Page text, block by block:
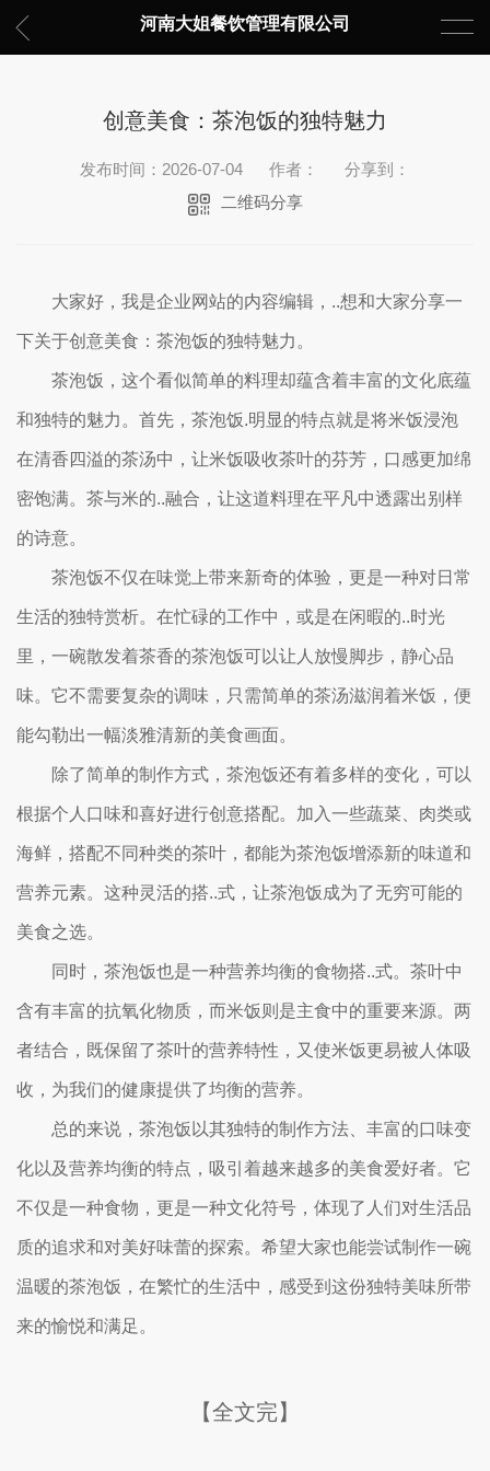
河南大姐餐饮管理有限公司
创意美食：茶泡饭的独特魅力
发布时间：2026-07-04 作者：
分享到：
二维码分享
大家好，我是企业网站的内容编辑，..想和大家分享一
下关于创意美食：茶泡饭的独特魅力。
茶泡饭，这个看似简单的料理却蕴含着丰富的文化底蕴
和独特的魅力。首先，茶泡饭.明显的特点就是将米饭浸泡
在清香四溢的茶汤中，让米饭吸收茶叶的芬芳，口感更加绵
密饱满。茶与米的..融合，让这道料理在平凡中透露出别样
的诗意。
茶泡饭不仅在味觉上带来新奇的体验，更是一种对日常
生活的独特赏析。在忙碌的工作中，或是在闲暇的..时光
里，一碗散发着茶香的茶泡饭可以让人放慢脚步，静心品
味。它不需要复杂的调味，只需简单的茶汤滋润着米饭，便
能勾勒出一幅淡雅清新的美食画面。
除了简单的制作方式，茶泡饭还有着多样的变化，可以
根据个人口味和喜好进行创意搭配。加入一些蔬菜、肉类或
海鲜，搭配不同种类的茶叶，都能为茶泡饭增添新的味道和
营养元素。这种灵活的搭..式，让茶泡饭成为了无穷可能的
美食之选。
同时，茶泡饭也是一种营养均衡的食物搭..式。茶叶中
含有丰富的抗氧化物质，而米饭则是主食中的重要来源。两
者结合，既保留了茶叶的营养特性，又使米饭更易被人体吸
收，为我们的健康提供了均衡的营养。
总的来说，茶泡饭以其独特的制作方法、丰富的口味变
化以及营养均衡的特点，吸引着越来越多的美食爱好者。它
不仅是一种食物，更是一种文化符号，体现了人们对生活品
质的追求和对美好味蕾的探索。希望大家也能尝试制作一碗
温暖的茶泡饭，在繁忙的生活中，感受到这份独特美味所带
来的愉悦和满足。
【全文完】